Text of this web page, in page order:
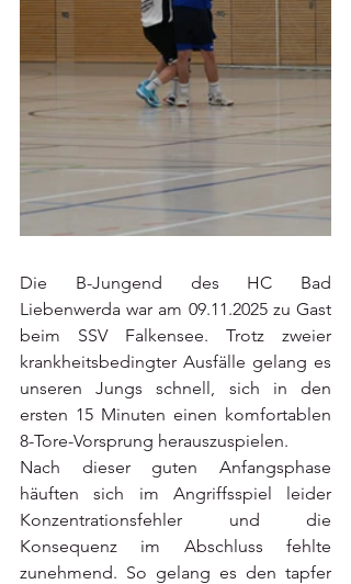
Die B-Jungend des HC Bad
Liebenwerda war am 09.11.2025 zu Gast
beim SSV Falkensee. Trotz zweier
krankheitsbedingter Ausfälle gelang es
unseren Jungs schnell, sich in den
ersten 15 Minuten einen komfortablen
8-Tore-Vorsprung herauszuspielen.
Nach dieser guten Anfangsphase
häuften sich im Angriffsspiel leider
Konzentrationsfehler und die
Konsequenz im Abschluss fehlte
zunehmend. So gelang es den tapfer